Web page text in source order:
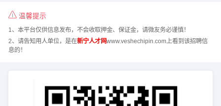
温馨提示
1、本平台仅供信息发布，不会收取押金、保证金，请微友务必谨慎！
2、请告知用人单位，是在新宁人才网www.veshechipin.com上看到该招聘信
息的！